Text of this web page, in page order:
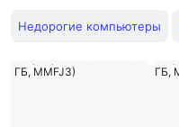
Недорогие компьютеры